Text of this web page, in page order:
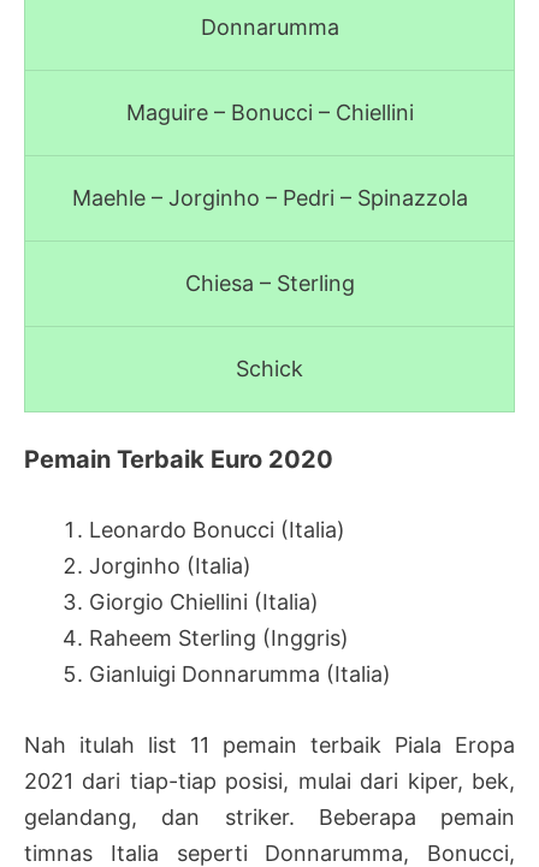
Donnarumma
Maguire – Bonucci – Chiellini
Maehle – Jorginho – Pedri – Spinazzola
Chiesa – Sterling
Schick
Pemain Terbaik Euro 2020
Leonardo Bonucci (Italia)
Jorginho (Italia)
Giorgio Chiellini (Italia)
Raheem Sterling (Inggris)
Gianluigi Donnarumma (Italia)
Nah itulah list 11 pemain terbaik Piala Eropa
2021 dari tiap-tiap posisi, mulai dari kiper, bek,
gelandang, dan striker. Beberapa pemain
timnas Italia seperti Donnarumma, Bonucci,